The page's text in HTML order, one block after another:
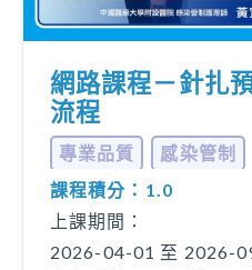
網路課程－針扎
流程
專業品質
感染管制
課程積分：1.0
上課期間：
2026-04-01 至 2026-